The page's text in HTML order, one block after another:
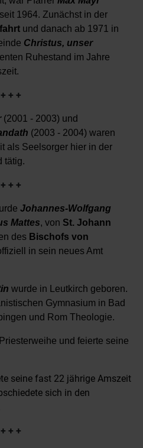
1964. Zunächst in der
und danach ab 1971 in
Christus, unser
Ruhestand im Jahre
+ + +
(2001 - 2003) und
(2003 - 2004) waren
als Seelsorger hier in der
tätig.
+ + +
Johannes-Wolfgang
Mattes, von St. Johann
des Bischofs von
in sein neues Amt
wurde in Leutkirch geboren.
Gymnasium in Bad
und Rom Theologie.
und feierte seine
seine fast 22 jährige Amszeit
sich in den
+ + +